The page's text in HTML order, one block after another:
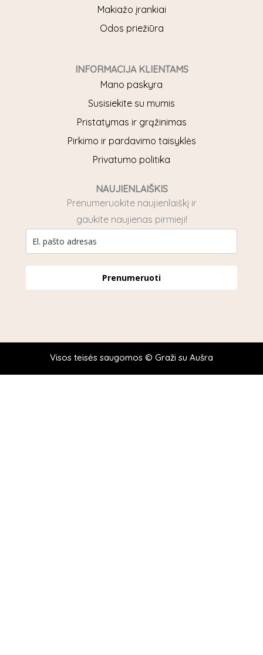
m
Makiažo įrankiai
Odos priežiūra
INFORMACIJA KLIENTAMS
Mano paskyra
Susisiekite su mumis
Pristatymas ir grąžinimas
Pirkimo ir pardavimo taisyklės
Privatumo politika
NAUJIENLAIŠKIS
Prenumeruokite naujienlaiškį ir
gaukite naujienas pirmieji!
Prenumeruoti
Visos teisės saugomos © Graži su Aušra